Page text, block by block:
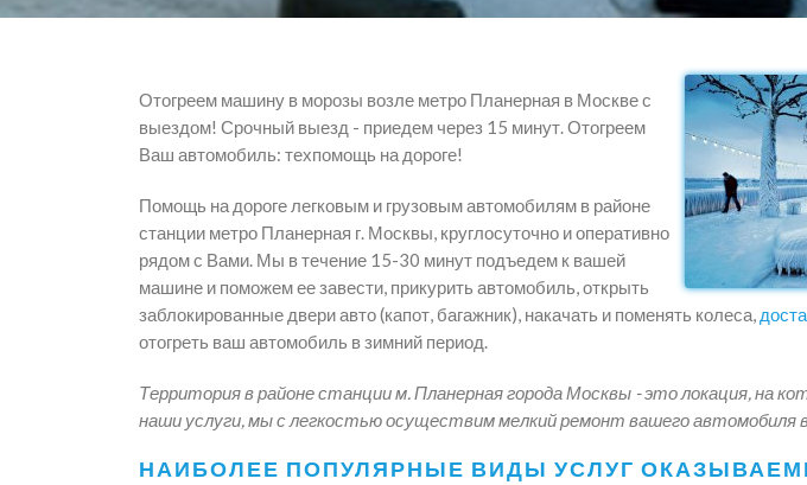
Отогреем машину в морозы возле метро Планерная в Москве с
выездом! Срочный выезд - приедем через 15 минут. Отогреем
Ваш автомобиль: техпомощь на дороге!
Помощь на дороге легковым и грузовым автомобилям в районе
станции метро Планерная г. Москвы, круглосуточно и оперативно
рядом с Вами. Мы в течение 15-30 минут подъедем к вашей
машине и поможем ее завести, прикурить автомобиль, открыть
заблокированные двери авто (капот, багажник), накачать и поменять колеса,
отогреть ваш автомобиль в зимний период.
Территория в районе станции м. Планерная города Москвы - это локация, на
наши услуги, мы с легкостью осуществим мелкий ремонт вашего автомобиля
НАИБОЛЕЕ ПОПУЛЯРНЫЕ ВИДЫ УСЛУГ